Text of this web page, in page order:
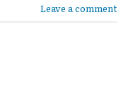
Leave a comment